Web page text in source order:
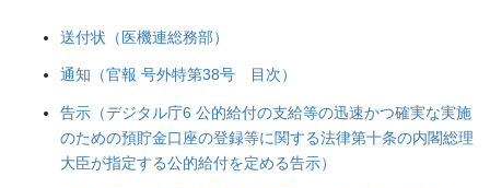
送付状（医機連総務部）
通知（官報 号外特第38号 目次）
告示（デジタル庁6 公的給付の支給等の迅速かつ確実な実施
のための預貯金口座の登録等に関する法律第十条の内閣総理
大臣が指定する公的給付を定める告示）